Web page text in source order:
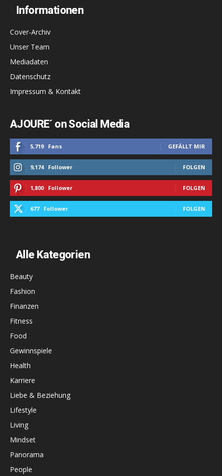
Informationen
Cover-Archiv
Unser Team
Mediadaten
Datenschutz
Impressum & Kontakt
AJOURE´ on Social Media
5,719 Fans GEFÄLLT MIR
9,174 Follower FOLGEN
1,800 Follower FOLGEN
677 Follower FOLGEN
Alle Kategorien
Beauty
Fashion
Finanzen
Fitness
Food
Gewinnspiele
Health
Karriere
Liebe & Beziehung
Lifestyle
Living
Mindset
Panorama
People